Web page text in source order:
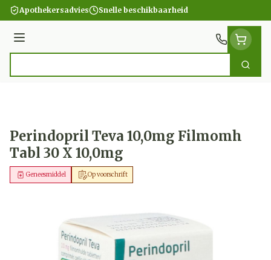
Ga naar de inhoud
Apothekersadvies Snelle beschikbaarheid
Menu
Zoek
Perindopril Teva 10,0mg Filmomh
Tabl 30 X 10,0mg
Op voorschrift
Geneesmiddel